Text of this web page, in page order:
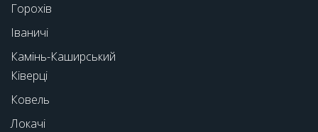
Горохів
Іваничі
Камінь-Каширський
Ківерці
Ковель
Локачі